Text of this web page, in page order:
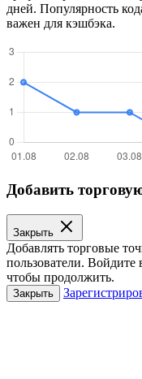
дней. Популярность
важен для кэшбэка.
Добавить
Закрыть
Добавлять торговые
пользователи. Войдите
чтобы продолжить.
Закрыть